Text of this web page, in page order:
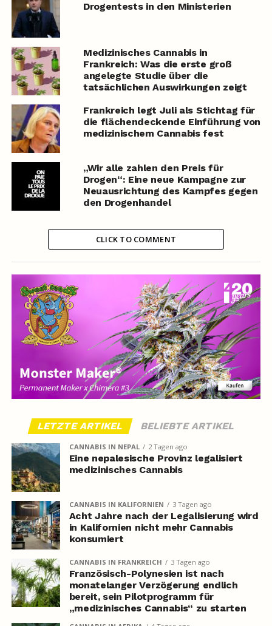
Drogentests in den Ministerien
Medizinisches Cannabis in
Frankreich: Was die erste groß
angelegte Studie über die
tatsächlichen Auswirkungen zeigt
Frankreich legt Juli als Stichtag für
die flächendeckende Einführung von
medizinischem Cannabis fest
„Wir alle zahlen den Preis für
Drogen“: Eine neue Kampagne zur
Neuausrichtung des Kampfes gegen
den Drogenhandel
CLICK TO COMMENT
LETZTE ARTIKEL BELIEBTE ARTIKEL
CANNABIS IN NEPAL 2 Tagen ago
Eine nepalesische Provinz legalisiert
medizinisches Cannabis
CANNABIS IN KALIFORNIEN 3 Tagen ago
Acht Jahre nach der Legalisierung wird
in Kalifornien nicht mehr Cannabis
konsumiert
CANNABIS IN FRANKREICH 3 Tagen ago
Französisch-Polynesien ist nach
monatelanger Verzögerung endlich
bereit, sein Pilotprogramm für
„medizinisches Cannabis“ zu starten